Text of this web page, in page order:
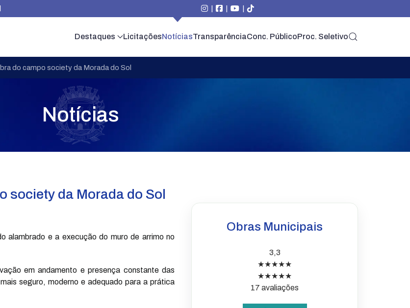
| | |
Destaques LicitaçõesNotíciasTransparênciaConc. PúblicoProc. Seletivo
do campo society da Morada do Sol
Notícias
society da Morada do Sol
alambrado e a execução do muro de arrimo no
em andamento e presença constante das
seguro, moderno e adequado para a prática
Obras Municipais
3,3
★★★★★
★★★★★
17 avaliações